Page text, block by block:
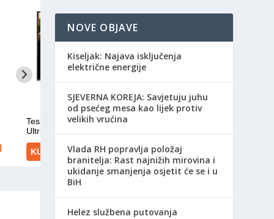
NOVE OBJAVE
Kiseljak: Najava isključenja
električne energije
SJEVERNA KOREJA: Savjetuju juhu
od psećeg mesa kao lijek protiv
velikih vrućina
Vlada RH popravlja položaj
branitelja: Rast najnižih mirovina i
ukidanje smanjenja osjetit će se i u
BiH
Helez službena putovanja